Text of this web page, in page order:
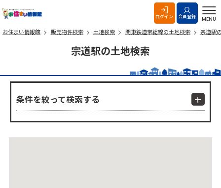
ログイン 会員登録 MENU
お住まい情報館 販売物件検索 土地検索 関東鉄道常総線の土地検索 宗道駅
宗道駅の土地検索
条件を絞って検索する